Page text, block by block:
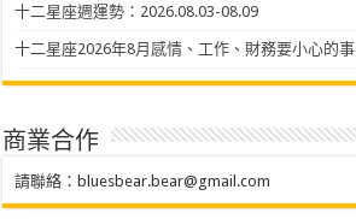
十二星座週運勢：2026.08.03-08.09
十二星座2026年8月感情、工作、財務要小心的事
商業合作
請聯絡：bluesbear.bear@gmail.com